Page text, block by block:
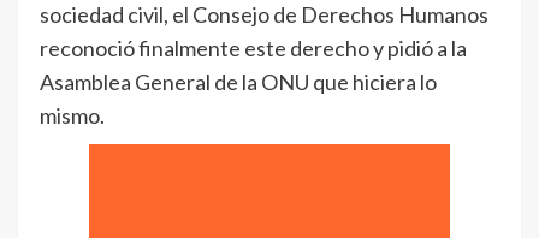
sociedad civil, el Consejo de Derechos Humanos
reconoció finalmente este derecho y pidió a la
Asamblea General de la ONU que hiciera lo
mismo.